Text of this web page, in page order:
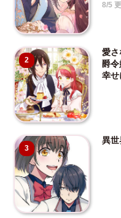
8/5
2
愛さ
爵令
幸せ
3
異世